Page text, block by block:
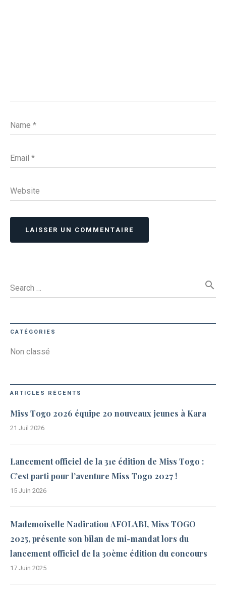
Name *
Email *
Website
LAISSER UN COMMENTAIRE
Search … search
CATÉGORIES
Non classé
ARTICLES RÉCENTS
Miss Togo 2026 équipe 20 nouveaux jeunes à Kara
21 Juil 2026
Lancement officiel de la 31e édition de Miss Togo :
C’est parti pour l’aventure Miss Togo 2027 !
15 Juin 2026
Mademoiselle Nadiratiou AFOLABI, Miss TOGO
2025, présente son bilan de mi-mandat lors du
lancement officiel de la 30ème édition du concours
17 Juin 2025